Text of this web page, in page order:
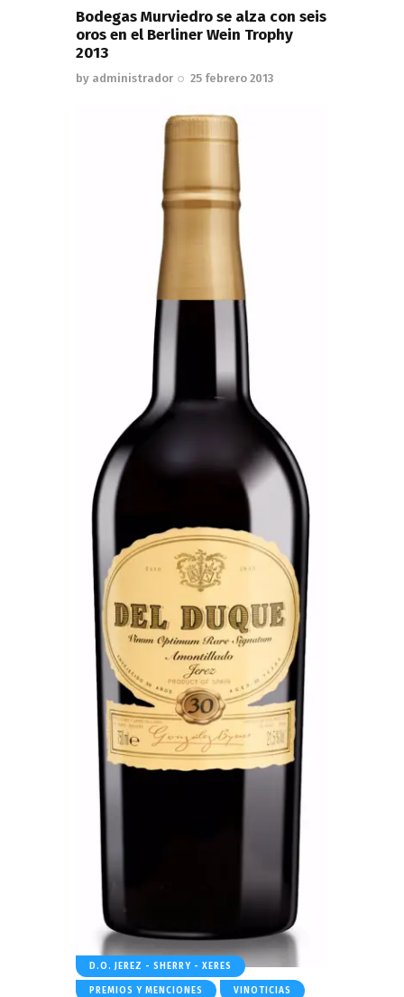
Bodegas Murviedro se alza con seis
oros en el Berliner Wein Trophy
2013
by administrador 25 febrero 2013
D.O. JEREZ - SHERRY - XERES
PREMIOS Y MENCIONES VINOTICIAS